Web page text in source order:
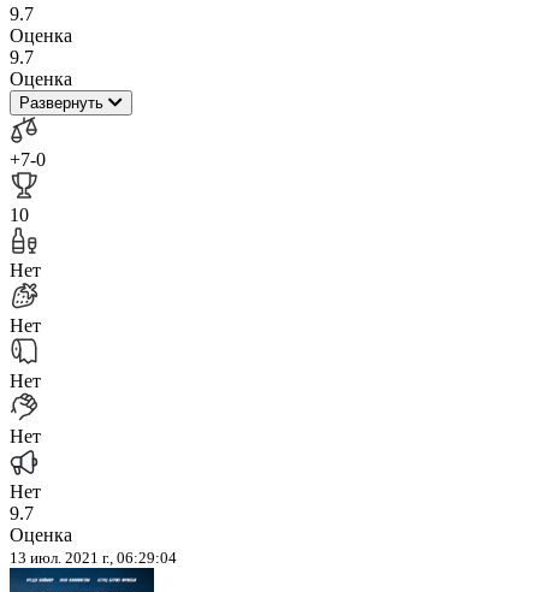
9.7
Оценка
9.7
Оценка
Развернуть
+7-0
10
Нет
Нет
Нет
Нет
Нет
9.7
Оценка
13 июл. 2021 г., 06:29:04